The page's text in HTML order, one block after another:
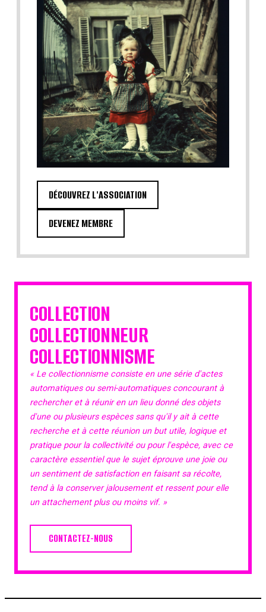
DÉCOUVREZ L'ASSOCIATION
DEVENEZ MEMBRE
COLLECTION
COLLECTIONNEUR
COLLECTIONNISME
« Le collectionnisme consiste en une série d'actes
automatiques ou semi-automatiques concourant à
rechercher et à réunir en un lieu donné des objets
d'une ou plusieurs espèces sans qu'il y ait à cette
recherche et à cette réunion un but utile, logique et
pratique pour la collectivité ou pour l'espèce, avec ce
caractère essentiel que le sujet éprouve une joie ou
un sentiment de satisfaction en faisant sa récolte,
tend à la conserver jalousement et ressent pour elle
un attachement plus ou moins vif. »
CONTACTEZ-NOUS